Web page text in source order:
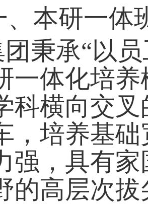
、本研一体
秉承“以
一体化培
科横向交
，培养基
强，具有
的高层次